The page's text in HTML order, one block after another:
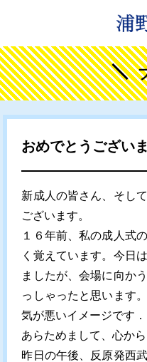
おめでとうござい
新成人の皆さん、そし
ございます。
１６年前、私の成人式
く覚えています。今日
ましたが、会場に向か
っしゃったと思います
気が悪いイメージです．
あらためまして、心か
昨日の午後、反原発西